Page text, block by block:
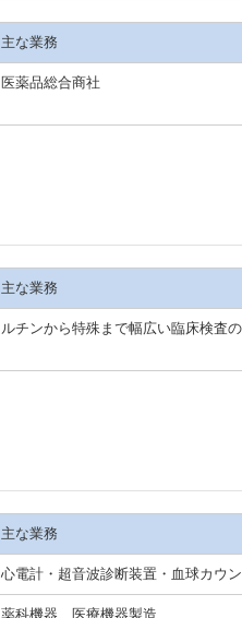
主な業務
医薬品総合商社
主な業務
ルチンから特殊まで幅広い臨床検査
主な業務
心電計・超音波診断装置・血球カウ
薬科機器、医療機器製造